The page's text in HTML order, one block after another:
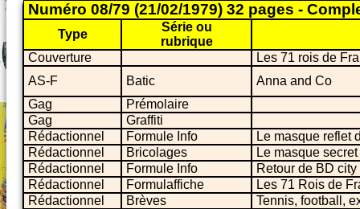
Numéro 08/79 (21/02/1979) 32 pages -
Type
Série ou
rubrique
Couverture
Les 71 rois de
AS-F
Batic
Anna and Co
Gag
Prémolaire
Gag
Graffiti
Rédactionnel
Formule Info
Le masque reflet
Rédactionnel
Bricolages
Le masque secret
Rédactionnel
Formule Info
Retour de BD city
Rédactionnel
Formulaffiche
Les 71 Rois de
Rédactionnel
Brèves
Tennis, football,